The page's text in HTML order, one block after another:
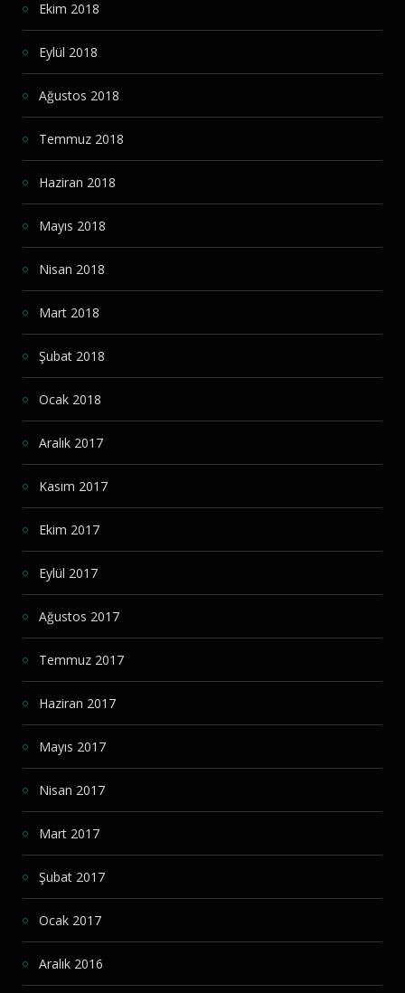
Ekim 2018
Eylül 2018
Ağustos 2018
Temmuz 2018
Haziran 2018
Mayıs 2018
Nisan 2018
Mart 2018
Şubat 2018
Ocak 2018
Aralık 2017
Kasım 2017
Ekim 2017
Eylül 2017
Ağustos 2017
Temmuz 2017
Haziran 2017
Mayıs 2017
Nisan 2017
Mart 2017
Şubat 2017
Ocak 2017
Aralık 2016